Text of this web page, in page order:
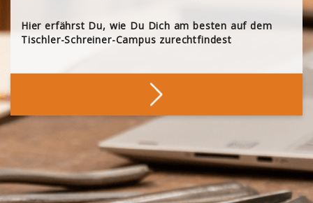
Hier erfährst Du, wie Du Dich am besten auf dem
Tischler-Schreiner-Campus zurechtfindest